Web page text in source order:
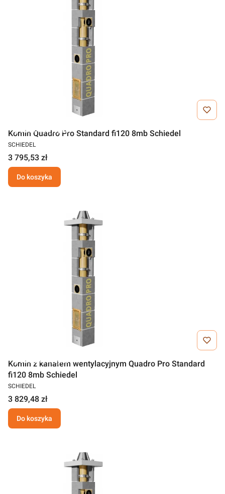
Darmowa wysyłka
Komin Quadro Pro Standard fi120 8mb Schiedel
SCHIEDEL
3 795,53 zł
Do koszyka
Darmowa wysyłka
Komin z kanałem wentylacyjnym Quadro Pro Standard
fi120 8mb Schiedel
SCHIEDEL
3 829,48 zł
Do koszyka